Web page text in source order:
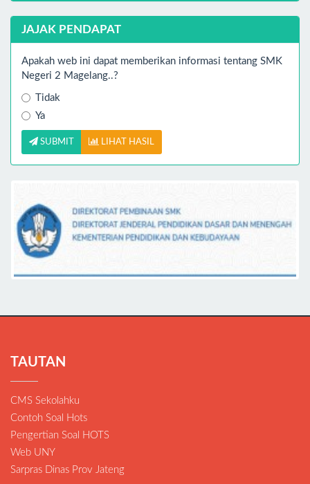
JAJAK PENDAPAT
Apakah web ini dapat memberikan informasi tentang SMK
Negeri 2 Magelang..?
Tidak
Ya
SUBMIT LIHAT HASIL
TAUTAN
CMS Sekolahku
Contoh Soal Hots
Pengertian Soal HOTS
Web UNY
Sarpras Dinas Prov Jateng